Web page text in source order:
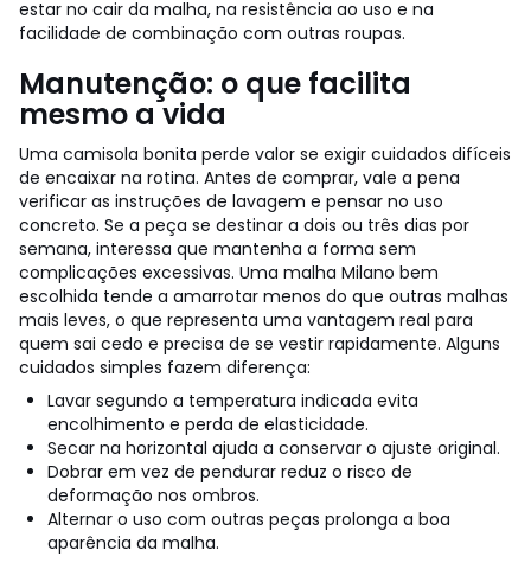
estar no cair da malha, na resistência ao uso e na
facilidade de combinação com outras roupas.
Manutenção: o que facilita
mesmo a vida
Uma camisola bonita perde valor se exigir cuidados difíceis
de encaixar na rotina. Antes de comprar, vale a pena
verificar as instruções de lavagem e pensar no uso
concreto. Se a peça se destinar a dois ou três dias por
semana, interessa que mantenha a forma sem
complicações excessivas. Uma malha Milano bem
escolhida tende a amarrotar menos do que outras malhas
mais leves, o que representa uma vantagem real para
quem sai cedo e precisa de se vestir rapidamente. Alguns
cuidados simples fazem diferença:
Lavar segundo a temperatura indicada evita
encolhimento e perda de elasticidade.
Secar na horizontal ajuda a conservar o ajuste original.
Dobrar em vez de pendurar reduz o risco de
deformação nos ombros.
Alternar o uso com outras peças prolonga a boa
aparência da malha.